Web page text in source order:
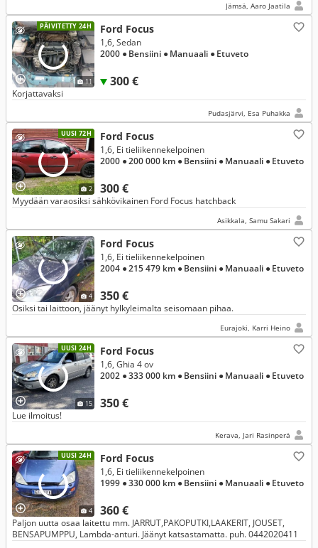
Jämsä, Aaro Jaatila
PÄIVITETTY 24H
11
Ford Focus
300 €
1,6, Sedan
2000 ● Bensiini ● Manuaali ● Etuveto
Korjattavaksi
Pudasjärvi, Esa Puhakka
UUSI 72H
2
Ford Focus
300 €
1,6, Ei tieliikennekelpoinen
2000 ● 200 000 km ● Bensiini ● Manuaali ● Etuveto
Myydään varaosiksi sähkövikainen Ford Focus hatchback
Asikkala, Samu Sakari
4
Ford Focus
350 €
1,6, Ei tieliikennekelpoinen
2004 ● 215 479 km ● Bensiini ● Manuaali ● Etuveto
Osiksi tai laittoon, jäänyt hylkyleimalta seisomaan pihaa.
Eurajoki, Karri Heino
UUSI 24H
15
Ford Focus
350 €
1,6, Ghia 4 ov
2002 ● 333 000 km ● Bensiini ● Manuaali ● Etuveto
Lue ilmoitus!
Kerava, Jari Rasinperä
UUSI 24H
4
Ford Focus
360 €
1,6, Ei tieliikennekelpoinen
1999 ● 330 000 km ● Bensiini ● Manuaali ● Etuveto
Paljon uutta osaa laitettu mm. JARRUT,PAKOPUTKI,LAAKERIT, JOUSET,
BENSAPUMPPU, Lambda-anturi. Jäänyt katsastamatta. puh. 0442020411